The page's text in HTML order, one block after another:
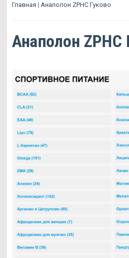
Главная | Анаполон ZPHC Гуково
Анаполон ZPHC